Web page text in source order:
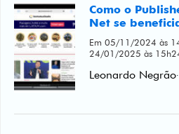
Como o
Net se
Em 05/11/2024 às
24/01/2025 às
Leonardo Negrão